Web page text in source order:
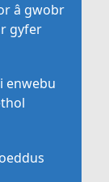
â gwobr
gyfer
enwebu